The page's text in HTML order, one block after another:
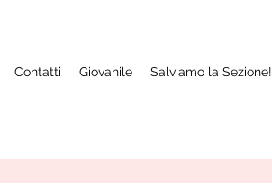
Contatti Giovanile Salviamo la Sezione!